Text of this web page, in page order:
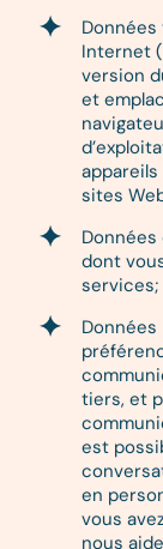
Internet
version
et
sites
dont
services;
tiers, et
est
en
vous
nous